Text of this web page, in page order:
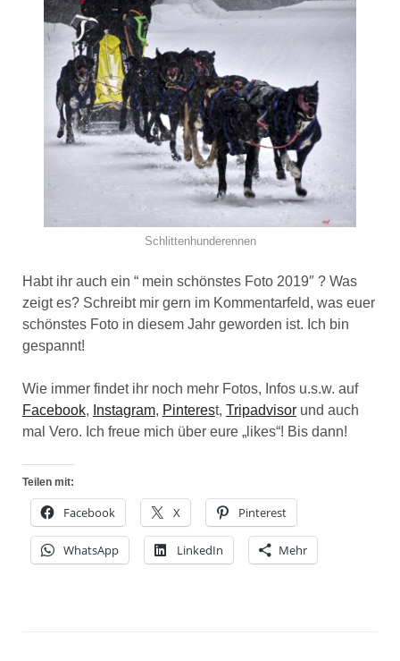
Schlittenhunderennen
Habt ihr auch ein “ mein schönstes Foto 2019″ ? Was
zeigt es? Schreibt mir gern im Kommentarfeld, was euer
schönstes Foto in diesem Jahr geworden ist. Ich bin
gespannt!
Wie immer findet ihr noch mehr Fotos, Infos u.s.w. auf
Facebook, Instagram, Pinterest, Tripadvisorund auch
mal Vero. Ich freue mich über eure „likes“! Bis dann!
Teilen mit:
Facebook X Pinterest
WhatsApp LinkedIn Mehr